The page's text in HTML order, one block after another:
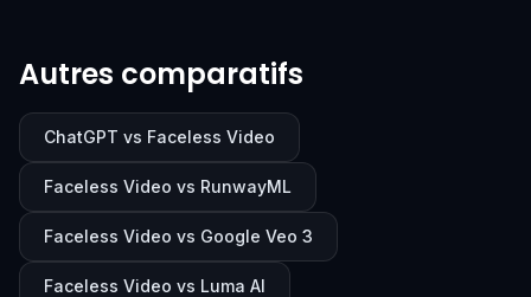
Autres comparatifs
ChatGPT vs Faceless Video
Faceless Video vs RunwayML
Faceless Video vs Google Veo 3
Faceless Video vs Luma AI